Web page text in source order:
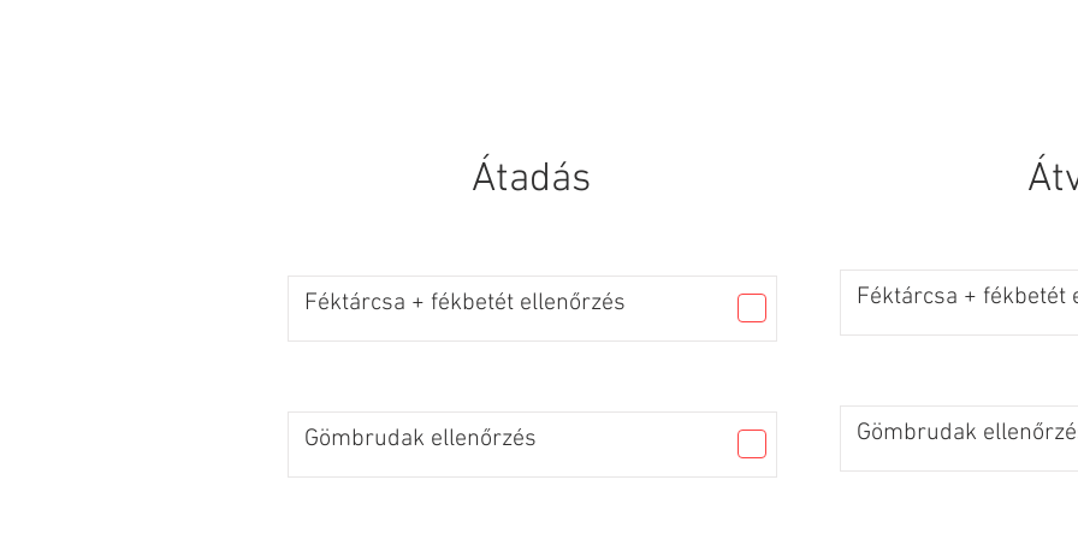
Átadás
Féktárcsa + fékbetét ellenőrzés
Gömbrudak ellenőrzés
Féktárcsa + fékbetét
Gömbrudak